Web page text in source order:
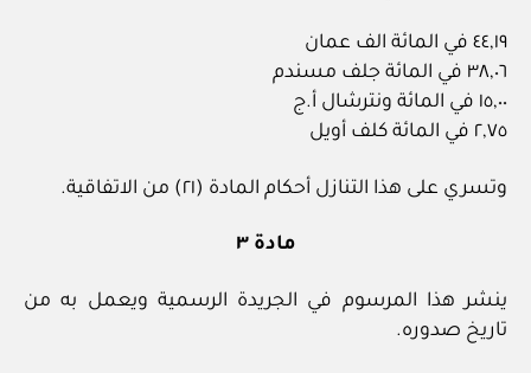
٤٤,١٩ في المائة الف عمان
٣٨,٠٦ في المائة جلف مسندم
١٥,٠٠ في المائة ونترشال أ.ج
٢,٧٥ في المائة كلف أويل
وتسري على هذا التنازل أحكام المادة (٢١) من الاتفاقية.
مادة ٣
ينشر هذا المرسوم في الجريدة الرسمية ويعمل به من
تاريخ صدوره.